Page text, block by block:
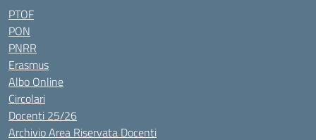
PTOF
PON
PNRR
Erasmus
Albo Online
Circolari
Docenti 25/26
Archivio Area Riservata Docenti